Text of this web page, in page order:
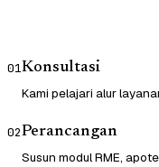
01Konsultasi
Kami pelajari alur
02Perancangan
Susun modul RME,